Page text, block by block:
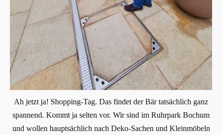
Ah jetzt ja! Shopping-Tag. Das findet der Bär tatsächlich ganz
spannend. Kommt ja selten vor. Wir sind im Ruhrpark Bochum
und wollen hauptsächlich nach Deko-Sachen und Kleinmöbeln